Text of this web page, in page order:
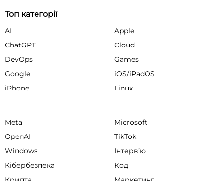
Топ категорії
AI
Apple
ChatGPT
Cloud
DevOps
Games
Google
iOS/iPadOS
iPhone
Linux
Meta
Microsoft
OpenAI
TikTok
Windows
Інтервʼю
Кібербезпека
Код